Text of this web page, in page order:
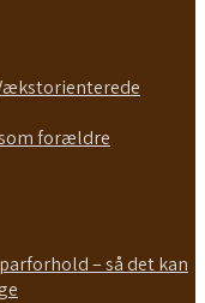
forældre
– så det kan